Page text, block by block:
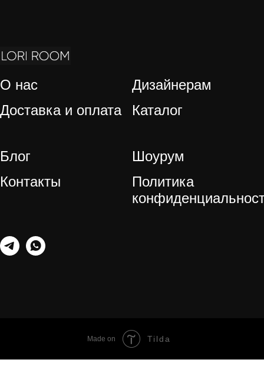
О нас
Доставка и оплата
Дизайнерам
Каталог
Блог
Контакты
Шоурум
Политика
Made on Tilda